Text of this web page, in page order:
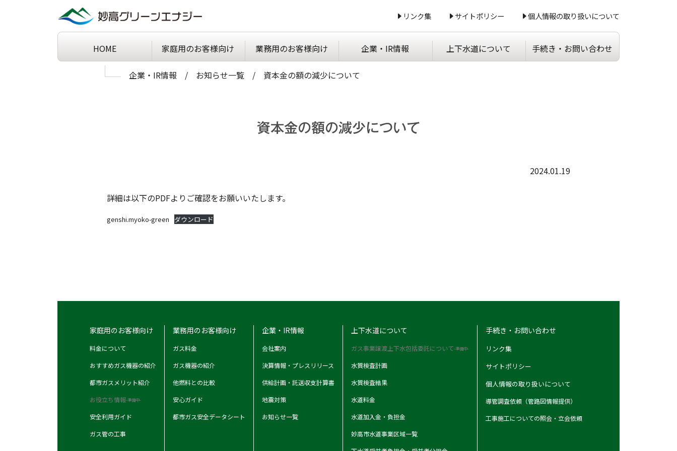
リンク集 サイトポリシー 個人情報の取り扱いについて
HOME 家庭用のお客様向け 業務用のお客様向け 企業・IR情報 上下水道について 手続き・ お問い合わせ
企業・IR情報 お知らせ一覧 資本金の額の減少について
資本金の額の減少について
2024.01.19
詳細は以下のPDFよりご確認をお願いいたします。
genshi.myoko-green ダウンロード
家庭用のお客様向け
料金について
おすすめガス機器の紹介
都市ガスメリット紹介
お役立ち情報-準備中-
安全利用ガイド
ガス管の工事
業務用のお客様向け
ガス料金
ガス機器の紹介
他燃料との比較
安心ガイド
都市ガス安全データシート
企業・IR情報
会社案内
決算情報・プレスリリース
供給計画・託送収支計算書
地震対策
お知らせ一覧
上下水道について
ガス事業譲渡上下水包括委託について-準備中-
水質検査計画
水質検査結果
水道料金
水道加入金・負担金
妙高市水道事業区域一覧
手続き・お問い合わせ
リンク集
サイトポリシー
個人情報の取り扱いについて
導管調査依頼（管路図情報提供）
工事施工についての照会・立会依頼